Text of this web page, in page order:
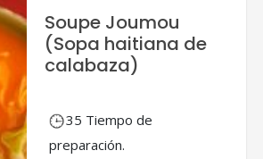
Soupe Joumou
(Sopa haitiana de
calabaza)
35 Tiempo de
preparación.